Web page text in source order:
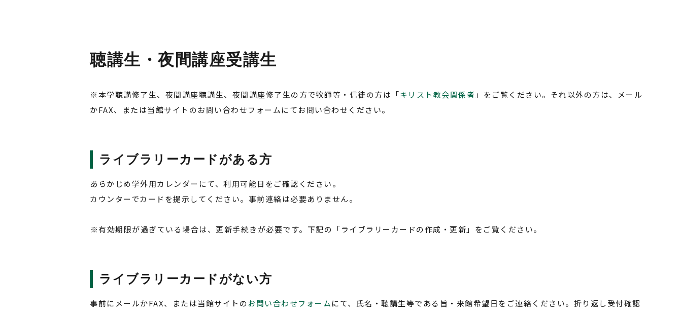
聴講生・夜間講座受講生
※本学聴講修了生、夜間講座聴講生、夜間講座修了生の方で牧師等・信徒の方は「キリスト教会関係者 」をご覧ください。それ以外の方は、メール
かFAX、または当館サイトのお問い合わせフォームにてお問い合わせください。
ライブラリーカードがある方
あらかじめ学外用カレンダーにて、利用可能日をご確認ください。
カウンターでカードを提示してください。事前連絡は必要ありません。
有効期限が過ぎている場合は、更新手続きが必要です。下記の「ライブラリーカードの作成・更新」をご覧ください。
ライブラリーカードがない方
事前にメールかFAX、または当館サイトのお問い合わせフォームにて、氏名・聴講生等である旨・来館希望日をご連絡ください。折り返し受付確認